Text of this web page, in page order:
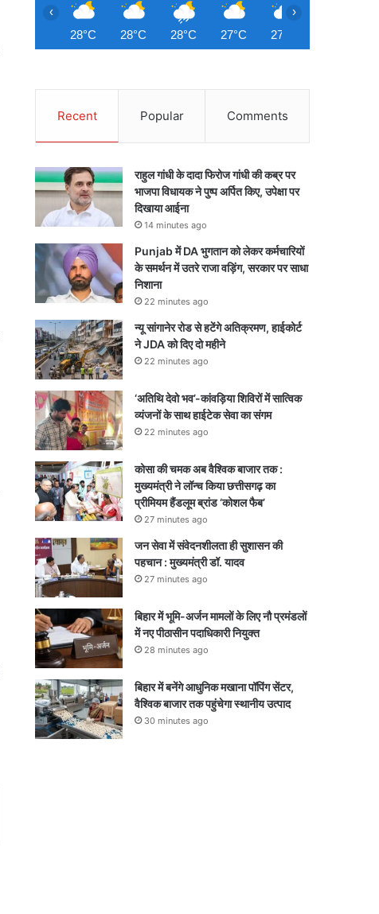
28°C 28°C 28°C 27°C 27°C
‹ ›
Recent Popular Comments
राहुल गांधी के दादा फिरोज गांधी की कब्र पर
भाजपा विधायक ने पुष्प अर्पित किए, उपेक्षा पर
दिखाया आईना
14 minutes ago
Punjab में DA भुगतान को लेकर कर्मचारियों
के समर्थन में उतरे राजा वड़िंग, सरकार पर साधा
निशाना
22 minutes ago
न्यू सांगानेर रोड से हटेंगे अतिक्रमण, हाईकोर्ट
ने JDA को दिए दो महीने
22 minutes ago
‘अतिथि देवो भव’-कांवड़िया शिविरों में सात्विक
व्यंजनों के साथ हाईटेक सेवा का संगम
22 minutes ago
कोसा की चमक अब वैश्विक बाजार तक :
मुख्यमंत्री ने लॉन्च किया छत्तीसगढ़ का
प्रीमियम हैंडलूम ब्रांड ‘कोशल फैब’
27 minutes ago
जन सेवा में संवेदनशीलता ही सुशासन की
पहचान : मुख्यमंत्री डॉ. यादव
27 minutes ago
बिहार में भूमि-अर्जन मामलों के लिए नौ प्रमंडलों
में नए पीठासीन पदाधिकारी नियुक्त
28 minutes ago
बिहार में बनेंगे आधुनिक मखाना पॉपिंग सेंटर,
वैश्विक बाजार तक पहुंचेगा स्थानीय उत्पाद
30 minutes ago